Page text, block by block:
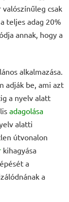
csak
teljes adag 20%
annak, hogy a
alkalmazása.
adják be, ami azt
a nyelv alatt
adagolása
alatti
útvonalon
kihagyása
a
a